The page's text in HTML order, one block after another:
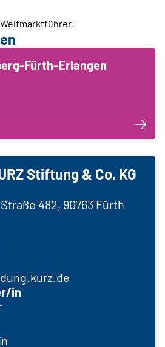
Fürth-Erlangen
Stiftung & Co. KG
482, 90763 Fürth
in